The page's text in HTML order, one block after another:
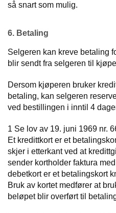
så snart som mulig.
6. Betaling
Selgeren kan kreve betaling
blir sendt fra selgeren til
Dersom kjøperen bruker
betaling, kan selgeren
ved bestillingen i inntil 4
1 Se lov av 19. juni 1969 nr.
Et kredittkort er et
skjer i etterkant ved at
sender kortholder faktura
debetkort er et betalingskort
Bruk av kortet medfører at
beløpet blir overført til